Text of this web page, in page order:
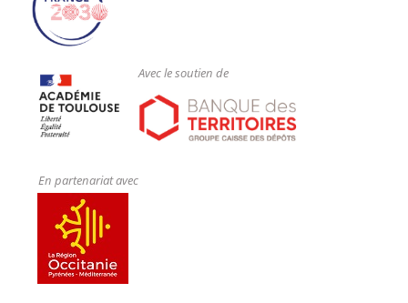
Avec le soutien de
En partenariat avec